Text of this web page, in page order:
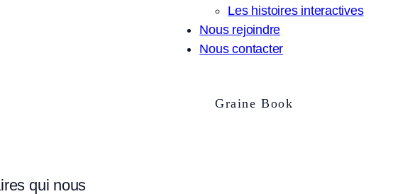
Les histoires interactives
Nous rejoindre
Nous contacter
qui nous
Graine Book